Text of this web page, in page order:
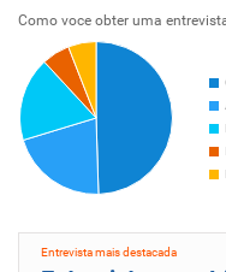
permite alcançar os
descomplicado de ser e
responsabilidade, mais
dono Agimos com
sempre dispostos a
disciplina de custos.
economicamente
Como voce obter uma
Entrevista mais destacada